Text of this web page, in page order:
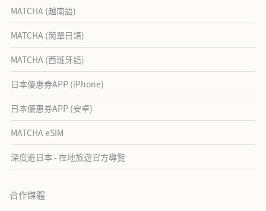
MATCHA (越南語)
MATCHA (簡單日語)
MATCHA (西班牙語)
日本優惠券APP (iPhone)
日本優惠券APP (安卓)
MATCHA eSIM
深度遊日本 - 在地旅遊官方導覽
合作媒體